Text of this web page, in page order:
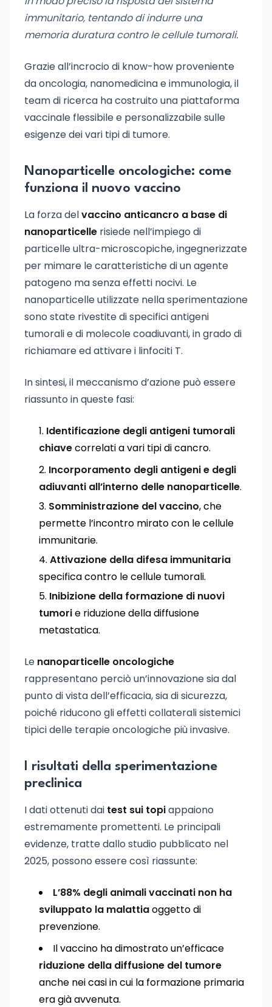
immunitario, tentando di indurre una
memoria duratura contro le cellule tumorali.
Grazie all’incrocio di know-how proveniente
da oncologia, nanomedicina e immunologia, il
team di ricerca ha costruito una piattaforma
vaccinale flessibile e personalizzabile sulle
esigenze dei vari tipi di tumore.
Nanoparticelle oncologiche: come
funziona il nuovo vaccino
La forza delvaccino anticancro a base di
nanoparticelle risiede nell’impiego di
particelle ultra-microscopiche, ingegnerizzate
per mimare le caratteristiche di un agente
patogeno ma senza effetti nocivi. Le
nanoparticelle utilizzate nella sperimentazione
sono state rivestite di specifici antigeni
tumorali e di molecole coadiuvanti, in grado di
richiamare ed attivare i linfociti T.
In sintesi, il meccanismo d’azione può essere
riassunto in queste fasi:
Identificazione degli antigeni tumorali
chiavecorrelati a vari tipi di cancro.
Incorporamento degli antigeni e degli
adiuvanti all’interno delle nanoparticelle.
Somministrazione del vaccino, che
permette l’incontro mirato con le cellule
immunitarie.
Attivazione della difesa immunitaria
specifica contro le cellule tumorali.
Inibizione della formazione di nuovi
tumorie riduzione della diffusione
metastatica.
Le nanoparticelle oncologiche
rappresentano perciò un’innovazione sia dal
punto di vista dell’efficacia, sia di sicurezza,
poiché riducono gli effetti collaterali sistemici
tipici delle terapie oncologiche più invasive.
I risultati della sperimentazione
preclinica
I dati ottenuti dai test sui topiappaiono
estremamente promettenti. Le principali
evidenze, tratte dallo studio pubblicato nel
2025, possono essere così riassunte:
L’88% degli animali vaccinati non ha
sviluppato la malattiaoggetto di
prevenzione.
Il vaccino ha dimostrato un’efficace
riduzione della diffusione del tumore
anche nei casi in cui la formazione primaria
era già avvenuta.